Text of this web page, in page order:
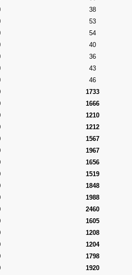
38
53
54
40
36
43
46
1733
1666
1210
1212
1567
1967
1656
1519
1848
1988
2460
1605
1208
1204
1798
1920